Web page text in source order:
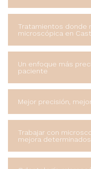
Tratamientos donde
microscópica en
Un enfoque más
paciente
Mejor precisión,
Trabajar con
mejora